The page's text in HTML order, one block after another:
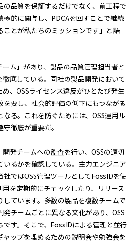
の品質を保証するだけでなく、前工程で
極的に関与し、PDCAを回すことで継続
ことが私たちのミッションです」と語
ーム」があり、製品の品質管理担当者と
徹底している。同社の製品開発において
、OSSライセンス違反がひとたび発生
を要し、社会的評価の低下にもつながる
なる。これを防ぐためには、OSS運用ル
徹底が重要だ。
開発チームへの監査を行い、OSSの適切
いるかを確認している。主力エンジニア
社ではOSS管理ツールとしてFossIDを使
用を定期的にチェックしたり、リリース
しています。多数の製品を複数チームで
チームごとに異なる文化があり、OSS
です。そこで、FossIDによる管理と並行
ャップを埋めるための説明会や勉強会を